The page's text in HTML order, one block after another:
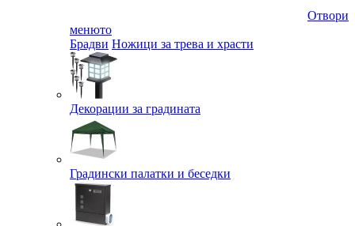
Отвори
менюто
Брадви Ножици за трева и храсти
Декорации за градината
Градински палатки и беседки